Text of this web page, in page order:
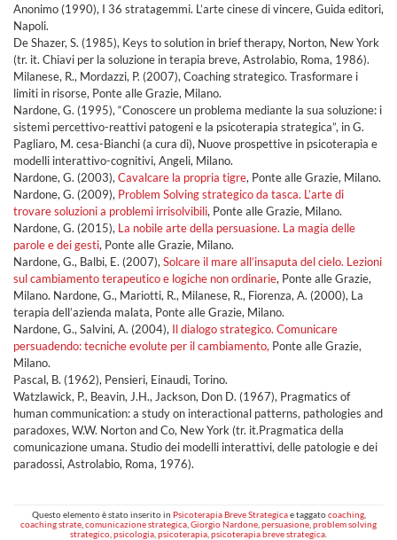
Anonimo (1990), I 36 stratagemmi. L’arte cinese di vincere, Guida editori,
Napoli.
De Shazer, S. (1985), Keys to solution in brief therapy, Norton, New York
(tr. it. Chiavi per la soluzione in terapia breve, Astrolabio, Roma, 1986).
Milanese, R., Mordazzi, P. (2007), Coaching strategico. Trasformare i
limiti in risorse, Ponte alle Grazie, Milano.
Nardone, G. (1995), “Conoscere un problema mediante la sua soluzione: i
sistemi percettivo-reattivi patogeni e la psicoterapia strategica”, in G.
Pagliaro, M. cesa-Bianchi (a cura di), Nuove prospettive in psicoterapia e
modelli interattivo-cognitivi, Angeli, Milano.
Nardone, G. (2003), Cavalcare la propria tigre, Ponte alle Grazie, Milano.
Nardone, G. (2009), Problem Solving strategico da tasca. L’arte di
trovare soluzioni a problemi irrisolvibili, Ponte alle Grazie, Milano.
Nardone, G. (2015), La nobile arte della persuasione. La magia delle
parole e dei gesti, Ponte alle Grazie, Milano.
Nardone, G., Balbi, E. (2007), Solcare il mare all’insaputa del cielo. Lezioni
sul cambiamento terapeutico e logiche non ordinarie, Ponte alle Grazie,
Milano. Nardone, G., Mariotti, R., Milanese, R., Fiorenza, A. (2000), La
terapia dell’azienda malata, Ponte alle Grazie, Milano.
Nardone, G., Salvini, A. (2004), Il dialogo strategico. Comunicare
persuadendo: tecniche evolute per il cambiamento, Ponte alle Grazie,
Milano.
Pascal, B. (1962), Pensieri, Einaudi, Torino.
Watzlawick, P., Beavin, J.H., Jackson, Don D. (1967), Pragmatics of
human communication: a study on interactional patterns, pathologies and
paradoxes, W.W. Norton and Co, New York (tr. it.Pragmatica della
comunicazione umana. Studio dei modelli interattivi, delle patologie e dei
paradossi, Astrolabio, Roma, 1976).
Questo elemento è stato inserito in Psicoterapia Breve Strategicae taggatocoaching,
coaching strate comunicazione strategica Giorgio Nardone persuasione problem solving
strategico psicologia psicoterapia psicoterapia breve strategica